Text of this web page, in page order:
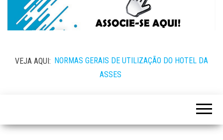
VEJA AQUI: NORMAS GERAIS DE UTILIZAÇÃO DO HOTEL DA
ASSES